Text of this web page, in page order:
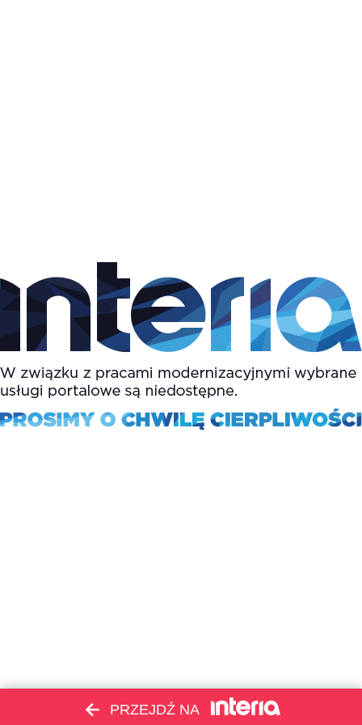
PRZEJDŹ NA